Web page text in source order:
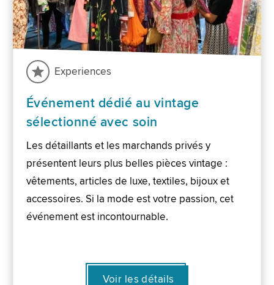
Experiences
Événement dédié au vintage
sélectionné avec soin
Les détaillants et les marchands privés y
présentent leurs plus belles pièces vintage :
vêtements, articles de luxe, textiles, bijoux et
accessoires. Si la mode est votre passion, cet
événement est incontournable.
Voir les détails